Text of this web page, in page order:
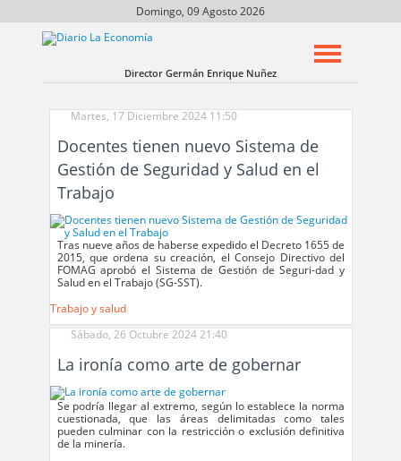
Domingo, 09 Agosto 2026
Director Germán Enrique Nuñez
Martes, 17 Diciembre 2024 11:50
Docentes tienen nuevo Sistema de
Gestión de Seguridad y Salud en el
Trabajo
Tras nueve años de haberse expedido el Decreto 1655 de
2015, que ordena su creación, el Consejo Directivo del
FOMAG aprobó el Sistema de Gestión de Seguri-dad y
Salud en el Trabajo (SG-SST).
Trabajo y salud
Sábado, 26 Octubre 2024 21:40
La ironía como arte de gobernar
Se podría llegar al extremo, según lo establece la norma
cuestionada, que las áreas delimitadas como tales
pueden culminar con la restricción o exclusión definitiva
de la minería.